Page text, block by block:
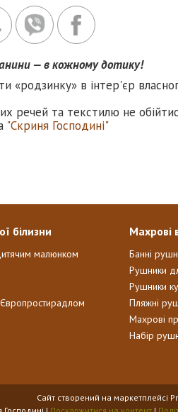
— в кожному дотику!
«родзинку» в інтер'єр
речей та текстилю не
"Скриня Господині"
білизни
малюнком
Махрові
Банні
Рушники
Рушники
Пляжні
Махрові
Набір
Сайт створений на маркетплейсі
Скриня Господині | Поскаржитися на контент |